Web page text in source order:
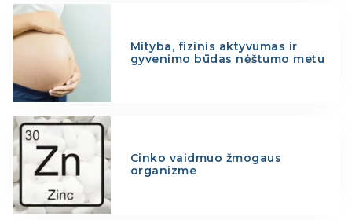
Mityba, fizinis aktyvumas ir
gyvenimo būdas nėštumo metu
Cinko vaidmuo žmogaus
organizme